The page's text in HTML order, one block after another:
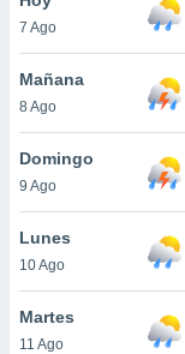
y
en
más
de
7 Ago
Mañana
8 Ago
Domingo
9 Ago
Lunes
10 Ago
Martes
11 Ago